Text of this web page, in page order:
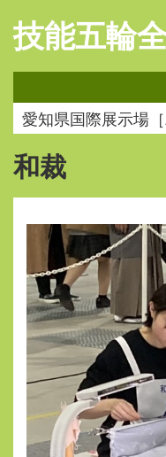
技能五輪
愛知県国際展示場
和裁